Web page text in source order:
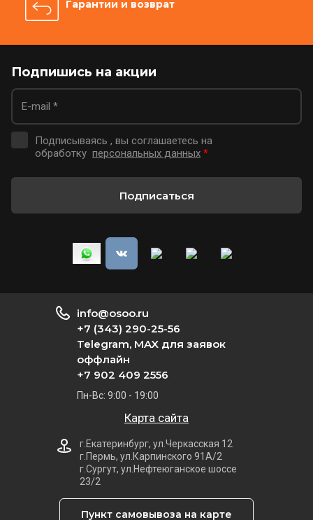
Гарантии и возврат
Подпишись на акции
Подписываясь , вы соглашаетесь на
обработку персональных данных *
Подписаться
info@osoo.ru
+7 (343) 290-25-56
Telegram, MAX для заявок
оффлайн
+7 902 409 2556
Пн-Вс: 9:00 - 19:00
Карта сайта
г.Екатеринбург, ул.Черкасская 12
г.Пермь, ул.Карпинского 91А/2
г.Сургут, ул.Нефтеюганское шоссе
23/2
Пункт самовывоза на карте